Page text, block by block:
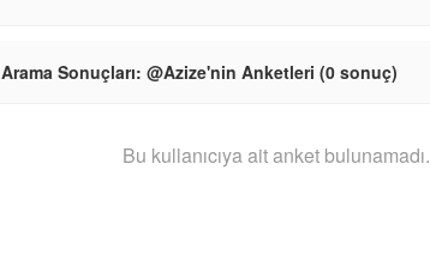
Arama Sonuçları: @Azize'nin Anketleri (0 sonuç)
Bu kullanıcıya ait anket bulunamadı.